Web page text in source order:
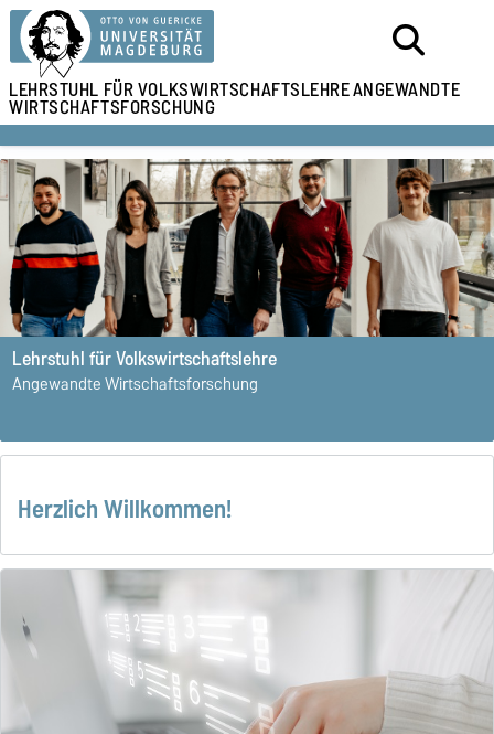
LEHRSTUHL FÜR VOLKSWIRTSCHAFTSLEHREANGEWANDTE
WIRTSCHAFTSFORSCHUNG
Lehrstuhl für Volkswirtschaftslehre
Angewandte Wirtschaftsforschung
Herzlich Willkommen!